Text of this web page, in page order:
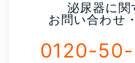
泌尿器に関
お問い合わせ
0120-